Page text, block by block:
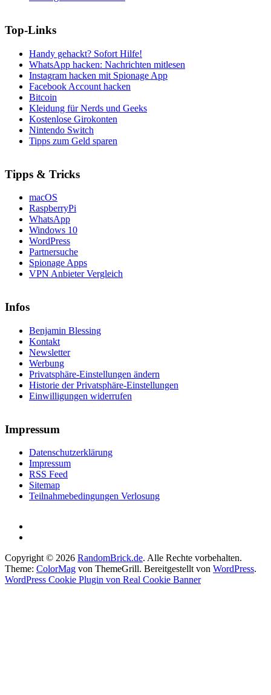
Top-Links
Handy gehackt? Sofort Hilfe!
WhatsApp hacken: Nachrichten mitlesen
Instagram hacken mit Spionage App
Facebook Account hacken
Bitcoin
Kleidung für Nerds und Geeks
Kostenlose Girokonten
Nintendo Switch
Tipps zum Geld sparen
Tipps & Tricks
macOS
RaspberryPi
WhatsApp
Windows 10
WordPress
Partnersuche
Spionage Apps
VPN Anbieter Vergleich
Infos
Benjamin Blessing
Kontakt
Newsletter
Werbung
Privatsphäre-Einstellungen ändern
Historie der Privatsphäre-Einstellungen
Einwilligungen widerrufen
Impressum
Datenschutzerklärung
Impressum
RSS Feed
Sitemap
Teilnahmebedingungen Verlosung
Copyright © 2026 RandomBrick.de. Alle Rechte vorbehalten.
Theme: ColorMag von ThemeGrill. Bereitgestellt von WordPress.
WordPress Cookie Plugin von Real Cookie Banner